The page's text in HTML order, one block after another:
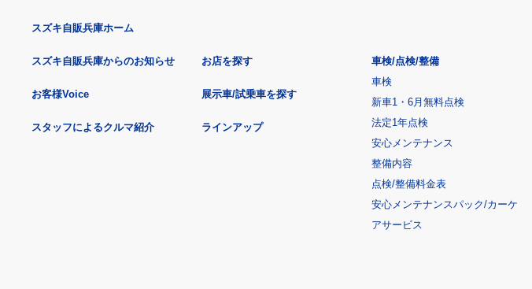
スズキ自販兵庫ホーム
スズキ自販兵庫からのお知らせ
お客様Voice
スタッフによるクルマ紹介
お店を探す
展示車/試乗車を探す
ラインアップ
車検/点検/整備
車検
新車1・6月無料点検
法定1年点検
安心メンテナンス
整備内容
点検/整備料金表
安心メンテナンスパック/カーケ
アサービス